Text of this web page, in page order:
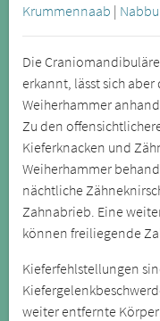
Krummennaab |
Die
erkannt, lässt sich
Weiherhammer
Zu den
Kieferknacken und
Weiherhammer
nächtliche
Zahnabrieb. Eine
können freiliegende
Kieferfehlstellungen
weiter entfernte